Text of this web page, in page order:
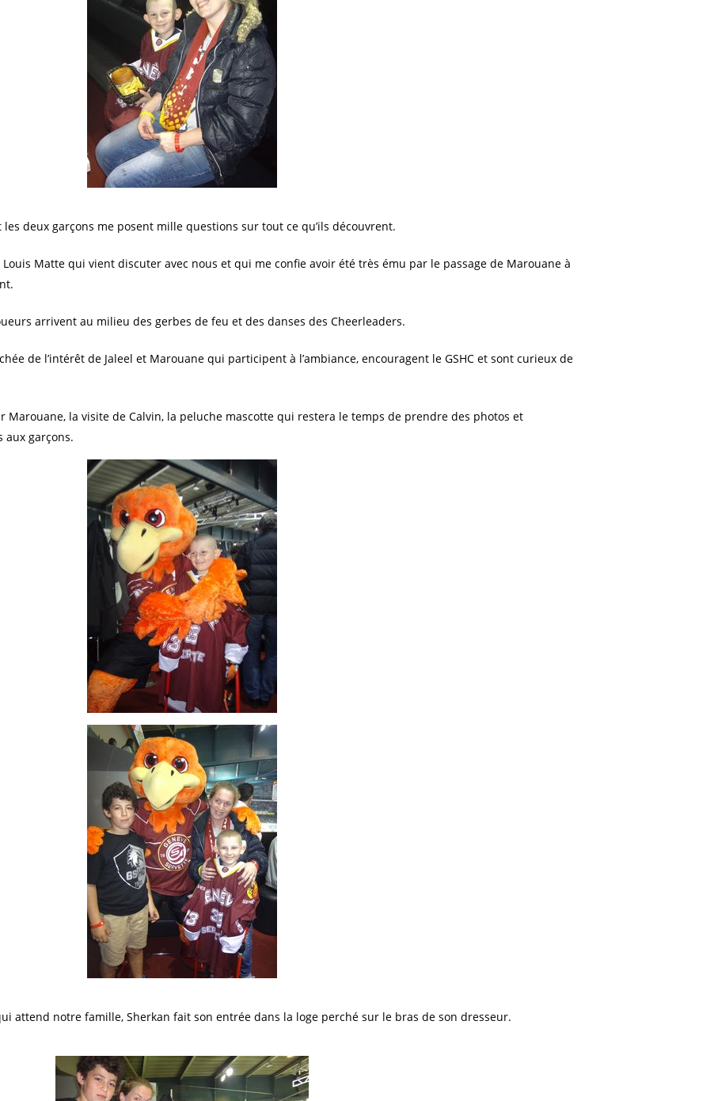
deux garçons me posent mille questions sur tout ce qu’ils découvrent.
Louis Matte qui vient discuter avec nous et qui me confie avoir été très ému par le passage de Marouane à
arrivent au milieu des gerbes de feu et des danses des Cheerleaders.
de l’intérêt de Jaleel et Marouane qui participent à l’ambiance, encouragent le GSHC et sont curieux de
la visite de Calvin, la peluche mascotte qui restera le temps de prendre des photos et
aux garçons.
attend notre famille, Sherkan fait son entrée dans la loge perché sur le bras de son dresseur.